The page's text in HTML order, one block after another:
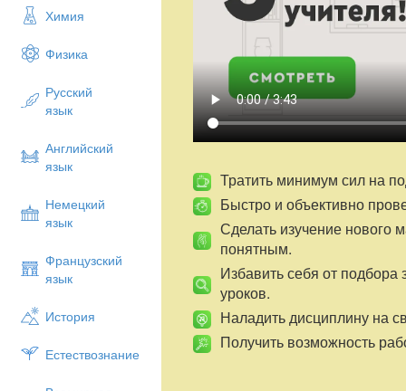
Химия
Физика
Русский
язык
Английский
язык
Немецкий
язык
Французский
язык
История
Естествознание
Тратить минимум сил на
Быстро и объективно
Сделать изучение нового
понятным.
Избавить себя от подбора
уроков.
Наладить дисциплину на
Получить возможность